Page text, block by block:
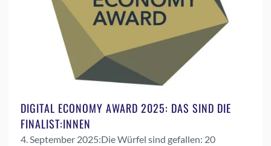
DIGITAL ECONOMY AWARD 2025: DAS SIND DIE
FINALIST:INNEN
4. September 2025:Die Würfel sind gefallen: 20